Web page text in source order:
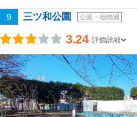
9 三ツ和公園 公園・植物園
3.24 評価詳細